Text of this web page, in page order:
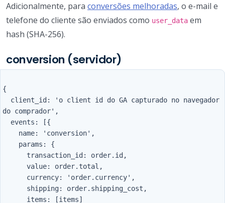
Adicionalmente, para conversões melhoradas, o e-mail e
telefone do cliente são enviados como user_data em
hash (SHA-256).
conversion (servidor)
{
do comprador',